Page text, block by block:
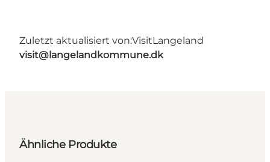
Zuletzt aktualisiert von:VisitLangeland
visit@langelandkommune.dk
Ähnliche Produkte